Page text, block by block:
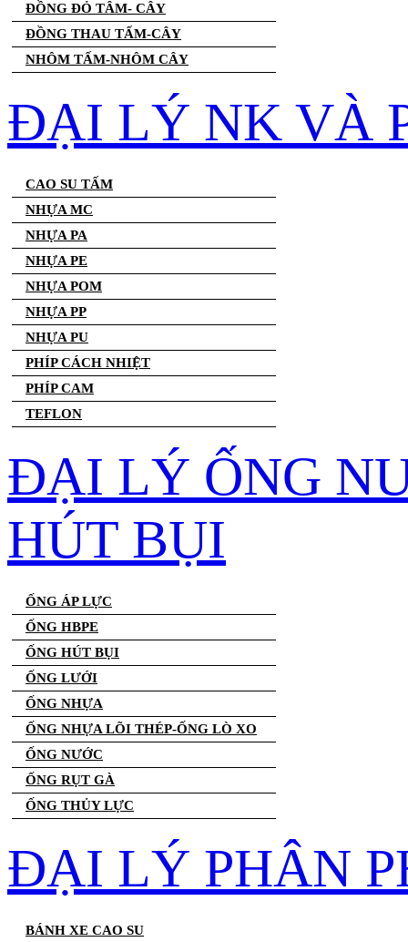
ĐỒNG ĐỎ TÂM- CÂY
ĐỒNG THAU TẤM-CÂY
NHÔM TẤM-NHÔM CÂY
ĐẠI LÝ NK VÀ
CAO SU TẤM
NHỰA MC
NHỰA PA
NHỰA PE
NHỰA POM
NHỰA PP
NHỰA PU
PHÍP CÁCH NHIỆT
PHÍP CAM
TEFLON
ĐẠI LÝ ỐNG
HÚT BỤI
ỐNG ÁP LỰC
ỐNG HBPE
ỐNG HÚT BỤI
ỐNG LƯỚI
ỐNG NHỰA
ỐNG NHỰA LÕI THÉP-ỐNG LÒ XO
ỐNG NƯỚC
ỐNG RỤT GÀ
ỐNG THỦY LỰC
ĐẠI LÝ PHÂN
BÁNH XE CAO SU